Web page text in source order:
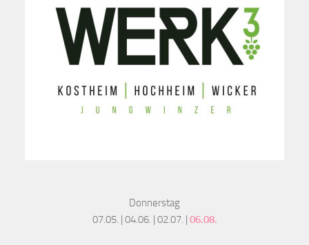
Donnerstag
07.05. | 04.06. | 02.07. | 06.08.